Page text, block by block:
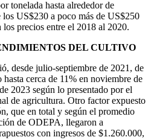
tonelada hasta alrededor de
US$230 a poco más de US$250
precios entre el 2018 al 2020.
DEL CULTIVO
desde julio-septiembre de 2021, de
cerca de 11% en noviembre de
2023 según lo presentado por el
de agricultura. Otro factor expuesto
que en total y según el promedio
de ODEPA, llegaron a
con ingresos de $1.260.000,